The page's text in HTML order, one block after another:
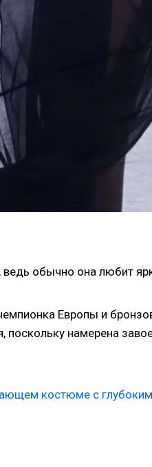
обычно она любит
Европы и
поскольку намерена
костюме с